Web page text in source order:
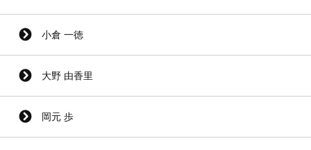
小倉 一徳
大野 由香里
岡元 歩